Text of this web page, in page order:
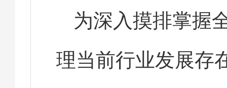
为深入摸排掌握
理当前行业发展存